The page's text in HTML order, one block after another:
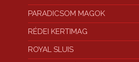
PARADICSOM MAGOK
RÉDEI KERTIMAG
ROYAL SLUIS